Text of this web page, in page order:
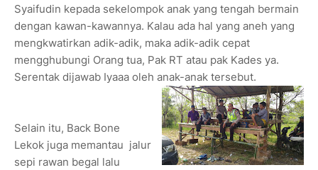
Syaifudin kepada sekelompok anak yang tengah bermain
dengan kawan-kawannya. Kalau ada hal yang aneh yang
mengkwatirkan adik-adik, maka adik-adik cepat
mengghubungi Orang tua, Pak RT atau pak Kades ya.
Serentak dijawab Iyaaa oleh anak-anak tersebut.
Selain itu, Back Bone
Lekok juga memantau jalur
sepi rawan begal lalu